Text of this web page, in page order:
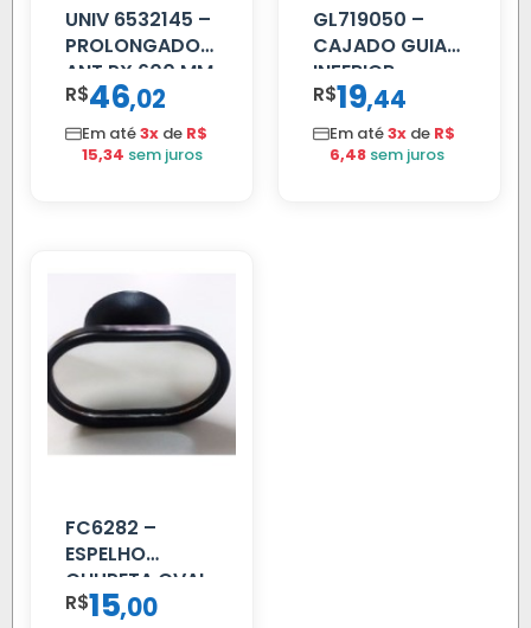
UNIV 6532145 –
PROLONGADOR
ANT PX 600 MM
FIBRA PRETA
R$46,02
Em até3x de R$
15,34 sem juros
GL719050 –
CAJADO GUIA
INFERIOR
SCANIA T/R
112/113 MENOR
R$19,44
Em até3x de R$
6,48 sem juros
FC6282 –
ESPELHO
CHUPETA OVAL
R$15,00